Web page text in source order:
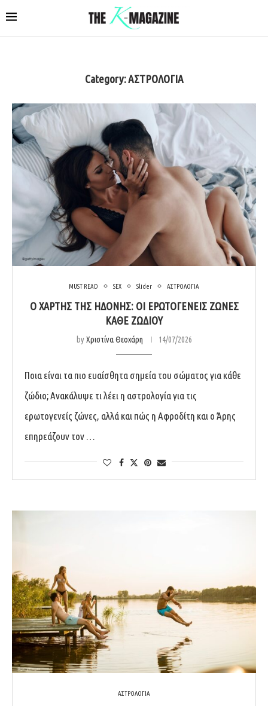
Category:ΑΣΤΡΟΛΟΓΙΑ
MUST READ SEX Slider ΑΣΤΡΟΛΟΓΙΑ
Ο ΧΆΡΤΗΣ ΤΗΣ ΗΔΟΝΉΣ: ΟΙ ΕΡΩΤΟΓΕΝΕΊΣ ΖΏΝΕΣ
ΚΆΘΕ ΖΩΔΊΟΥ
byΧριστίνα Θεοχάρη 14/07/2026
Ποια είναι τα πιο ευαίσθητα σημεία του σώματος για κάθε
ζώδιο; Ανακάλυψε τι λέει η αστρολογία για τις
ερωτογενείς ζώνες, αλλά και πώς η Αφροδίτη και ο Άρης
επηρεάζουν τον …
ΑΣΤΡΟΛΟΓΙΑ